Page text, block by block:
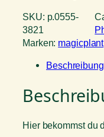
SKU: p.0555-
3821
Marken: magicplant
Beschreibung
Hier bekommst du